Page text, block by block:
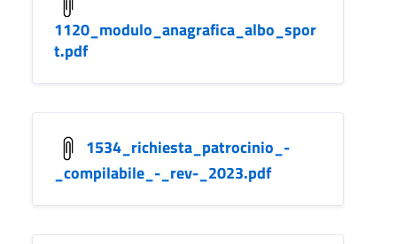
1120_modulo_anagrafica_albo_spor
t.pdf
1534_richiesta_patrocinio_-
_compilabile_-_rev-_2023.pdf